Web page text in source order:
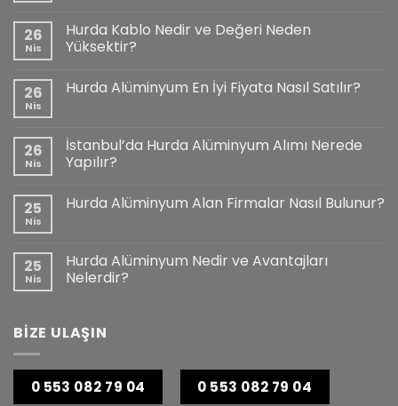
26
Nis
Hurda Kablo Nedir ve Değeri Neden
Yüksektir?
26
Nis
Hurda Alüminyum En İyi Fiyata Nasıl Satılır?
26
Nis
İstanbul’da Hurda Alüminyum Alımı Nerede
Yapılır?
25
Nis
Hurda Alüminyum Alan Firmalar Nasıl Bulunur?
25
Nis
Hurda Alüminyum Nedir ve Avantajları
Nelerdir?
BİZE ULAŞIN
0 553 082 79 04 0 553 082 79 04